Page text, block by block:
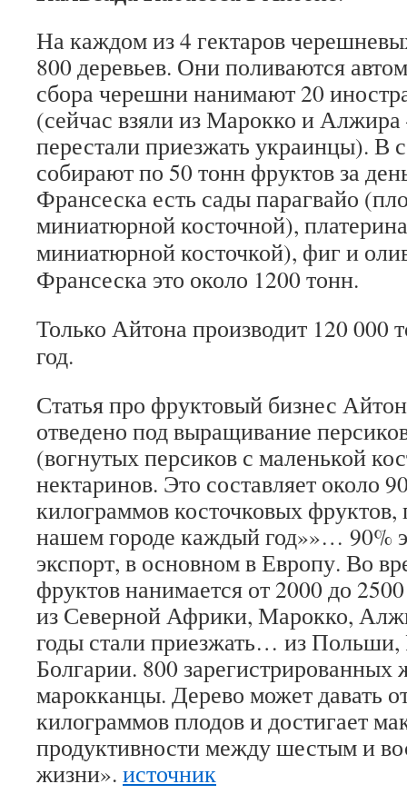
На каждом из 4 гектаров
800 деревьев. Они поливаются
сбора черешни нанимают 20
(сейчас взяли из Марокко и
перестали приезжать украинцы). В
собирают по 50 тонн фруктов за
Франсеска есть сады парагвайо
миниатюрной косточной),
миниатюрной косточкой), фиг и
Франсеска это около 1200 тонн.
Только Айтона производит 120 000
год.
Статья про фруктовый бизнес
отведено под выращивание
(вогнутых персиков с маленькой
нектаринов. Это составляет около
килограммов косточковых
нашем городе каждый год»»… 90%
экспорт, в основном в Европу. Во
фруктов нанимается от 2000 до
из Северной Африки, Марокко,
годы стали приезжать… из
Болгарии. 800
марокканцы. Дерево может давать
килограммов плодов и достигает
продуктивности между шестым и
жизни». источник